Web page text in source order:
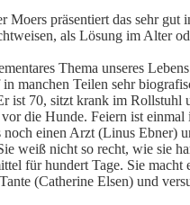
Moers präsentiert das sehr
als Lösung im Alter
Thema unseres
manchen Teilen sehr
ist 70, sitzt krank im Rollstuhl
die Hunde. Feiern ist
noch einen Arzt (Linus Ebner)
weiß nicht so recht, wie sie
für hundert Tage. Sie
(Catherine Elsen) und